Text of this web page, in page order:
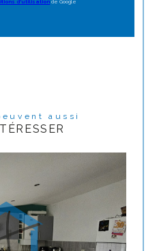
d'utilisation de Google
aussi